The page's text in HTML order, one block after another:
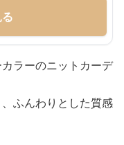
ラーのニットカーデ
ふんわりとした質感